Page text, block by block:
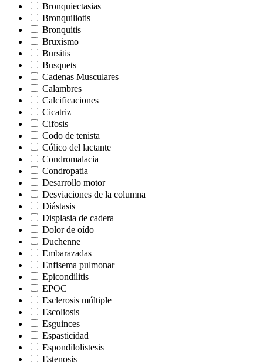
Bronquiectasias
Bronquiliotis
Bronquitis
Bruxismo
Bursitis
Busquets
Cadenas Musculares
Calambres
Calcificaciones
Cicatriz
Cifosis
Codo de tenista
Cólico del lactante
Condromalacia
Condropatia
Desarrollo motor
Desviaciones de la columna
Diástasis
Displasia de cadera
Dolor de oído
Duchenne
Embarazadas
Enfisema pulmonar
Epicondilitis
EPOC
Esclerosis múltiple
Escoliosis
Esguinces
Espasticidad
Espondilolistesis
Estenosis